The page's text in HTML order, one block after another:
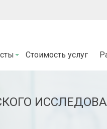
Стоимость услуг